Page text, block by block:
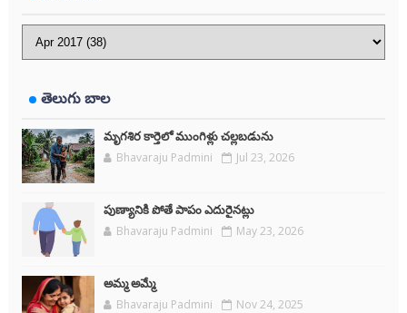
తెలుగు బాల
మృగశిర కార్తెలో ముంగిళ్లు చల్లబడును
Bhavaraju Padmini Jul 23, 2026
పుణ్యానికి పోతే పాపం ఎదురైనట్లు
Bhavaraju Padmini May 23, 2026
అమ్మ అమ్మే
Bhavaraju Padmini Nov 24, 2025